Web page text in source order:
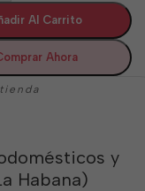
Al Carrito
Ahora
tienda
y
Habana)